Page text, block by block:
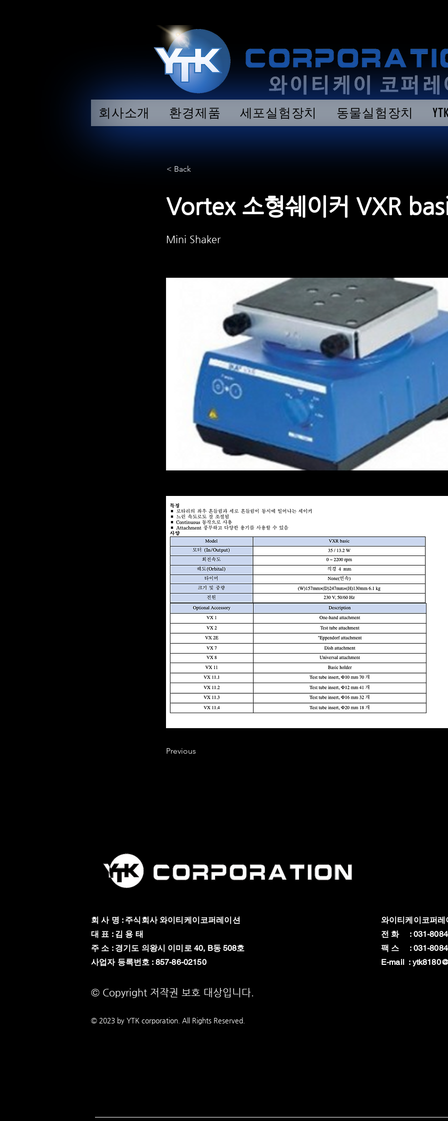
회사소개 환경제품 세포실험장치 동물실험장치
< Back
Vortex 소형쉐이커 VXR
Mini Shaker
Previous
회 사 명 : 주식회사 와이티케이코퍼레이션
대 표 : 김 용 태
주 소 : 경기도 의왕시 이미로 40, B동 508호
​사업자 등록번호 : 857-86-02150
와이티케이코퍼레
전 화 : 031-
팩 스 : 031-
E-mail :
© Copyright 저작권 보호 대상입니다.
© 2023 by YTK corporation. All Rights Reserved.